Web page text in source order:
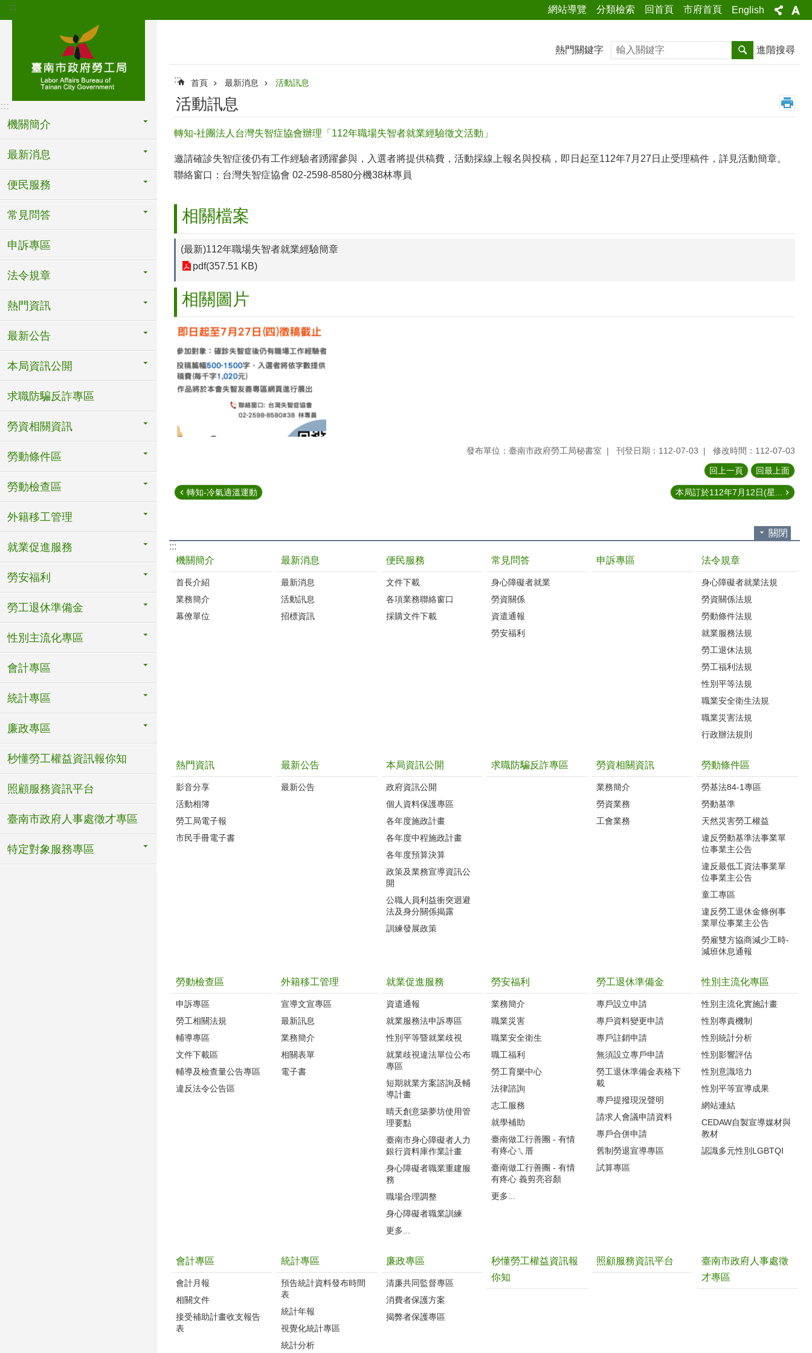
跳到主要內容區塊
::: 網站導覽 分類檢索 回首頁 市府首頁 English
:::
機關簡介
最新消息
便民服務
常見問答
申訴專區
法令規章
熱門資訊
最新公告
本局資訊公開
求職防騙反詐專區
勞資相關資訊
勞動條件區
勞動檢查區
外籍移工管理
就業促進服務
勞安福利
勞工退休準備金
性別主流化專區
會計專區
統計專區
廉政專區
秒懂勞工權益資訊報你知
照顧服務資訊平台
臺南市政府人事處徵才專區
特定對象服務專區
熱門關鍵字 搜尋 進階搜尋
::: 首頁 最新消息 活動訊息
活動訊息
轉知-社團法人台灣失智症協會辦理「112年職場失智者就業經驗徵文活動」
邀請確診失智症後仍有工作經驗者踴躍參與，入選者將提供稿費，活動採線上報名與投稿，即日起至112年7月27日止受理稿件，詳見活動簡章。
聯絡窗口：台灣失智症協會 02-2598-8580分機38林專員
相關檔案
(最新)112年職場失智者就業經驗簡章
pdf(357.51 KB)
相關圖片
發布單位：臺南市政府勞工局秘書室 刊登日期：112-07-03 修改時間：112-07-03
回上一頁 回最上面
轉知-冷氣適溫運動 本局訂於112年7月12日(星...
關閉
:::
機關簡介
首長介紹
業務簡介
幕僚單位
最新消息
最新消息
活動訊息
招標資訊
便民服務
文件下載
各項業務聯絡窗口
採購文件下載
常見問答
身心障礙者就業
勞資關係
資遣通報
勞安福利
申訴專區 法令規章
身心障礙者就業法規
勞資關係法規
勞動條件法規
就業服務法規
勞工退休法規
勞工福利法規
性別平等法規
職業安全衛生法規
職業災害法規
行政辦法規則
熱門資訊
影音分享
活動相簿
勞工局電子報
市民手冊電子書
最新公告
最新公告
本局資訊公開
政府資訊公開
個人資料保護專區
各年度施政計畫
各年度中程施政計畫
各年度預算決算
政策及業務宣導資訊公
開
公職人員利益衝突迴避
法及身分關係揭露
訓練發展政策
求職防騙反詐專區 勞資相關資訊
業務簡介
勞資業務
工會業務
勞動條件區
勞基法84-1專區
勞動基準
天然災害勞工權益
違反勞動基準法事業單
位事業主公告
違反最低工資法事業單
位事業主公告
童工專區
違反勞工退休金條例事
業單位事業主公告
勞雇雙方協商減少工時-
減班休息通報
勞動檢查區
申訴專區
勞工相關法規
輔導專區
文件下載區
輔導及檢查量公告專區
違反法令公告區
外籍移工管理
宣導文宣專區
最新訊息
業務簡介
相關表單
電子書
就業促進服務
資遣通報
就業服務法申訴專區
性別平等暨就業歧視
就業歧視違法單位公布
專區
短期就業方案諮詢及輔
導計畫
晴天創意築夢坊使用管
理要點
臺南市身心障礙者人力
銀行資料庫作業計畫
身心障礙者職業重建服
務
職場合理調整
身心障礙者職業訓練
更多...
勞安福利
業務簡介
職業災害
職業安全衛生
職工福利
勞工育樂中心
法律諮詢
志工服務
就學補助
臺南做工行善團 - 有情
有疼心ㄟ厝
臺南做工行善團 - 有情
有疼心 義剪亮容顏
更多...
勞工退休準備金
專戶設立申請
專戶資料變更申請
專戶註銷申請
無須設立專戶申請
勞工退休準備金表格下
載
專戶提撥現況聲明
請求人會議申請資料
專戶合併申請
舊制勞退宣導專區
試算專區
性別主流化專區
性別主流化實施計畫
性別專責機制
性別統計分析
性別影響評估
性別意識培力
性別平等宣導成果
網站連結
CEDAW自製宣導媒材與
教材
認識多元性別LGBTQI
會計專區
會計月報
相關文件
接受補助計畫收支報告
表
統計專區
預告統計資料發布時間
表
統計年報
視覺化統計專區
統計分析
廉政專區
清廉共同監督專區
消費者保護方案
揭弊者保護專區
秒懂勞工權益資訊報
你知
照顧服務資訊平台
臺南市政府人事處徵
才專區